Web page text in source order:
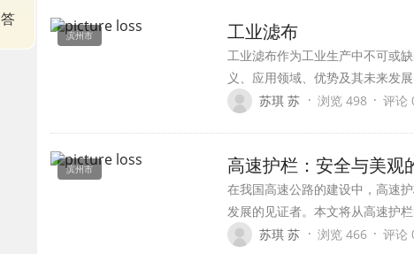
滨州市 工业滤布
工业滤布作为工业生产中不可或
义、应用领域、优势及其未来发展
苏琪 苏 · 浏览 498 · 评论
滨州市 高速护栏：安全与美观
在我国高速公路的建设中，高速
发展的见证者。本文将从高速护
苏琪 苏 · 浏览 466 · 评论